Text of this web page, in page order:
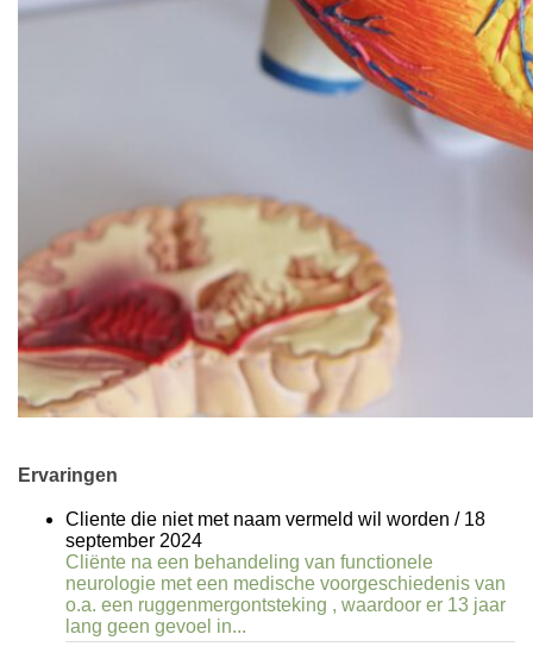
Ervaringen
Cliente die niet met naam vermeld wil worden / 18
september 2024
Cliënte na een behandeling van functionele
neurologie met een medische voorgeschiedenis van
o.a. een ruggenmergontsteking , waardoor er 13 jaar
lang geen gevoel in...